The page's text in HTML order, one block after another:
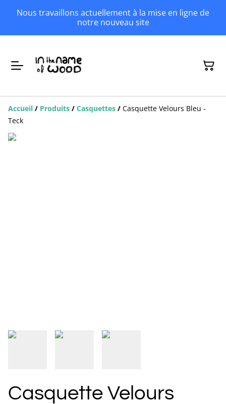
Nous travaillons actuellement à la mise en ligne de
notre nouveau site
Accueil / Produits / Casquettes / Casquette Velours Bleu -
Teck
Casquette Velours